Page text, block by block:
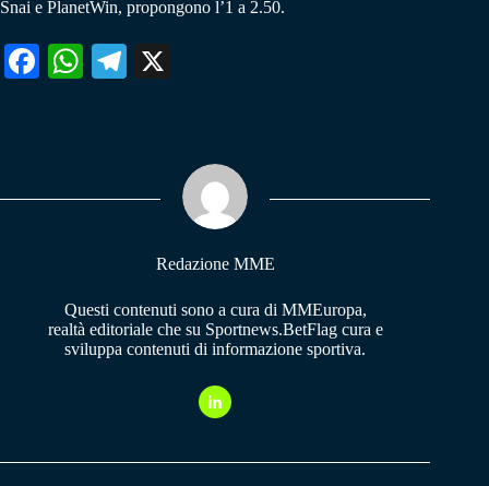
Snai e PlanetWin, propongono l’1 a 2.50.
Fa W
pp
Te
m
Redazione MME
Questi contenuti sono a cura di MMEuropa,
realtà editoriale che su Sportnews.BetFlag cura e
sviluppa contenuti di informazione sportiva.